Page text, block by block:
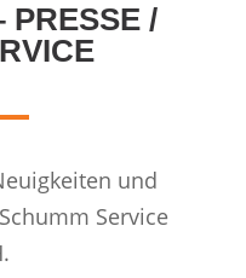
PRESSE /
und
Service